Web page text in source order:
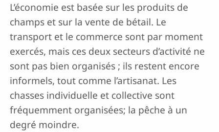
L’économie est basée sur les produits de
champs et sur la vente de bétail. Le
transport et le commerce sont par moment
exercés, mais ces deux secteurs d’activité ne
sont pas bien organisés ; ils restent encore
informels, tout comme l’artisanat. Les
chasses individuelle et collective sont
fréquemment organisées; la pêche à un
degré moindre.